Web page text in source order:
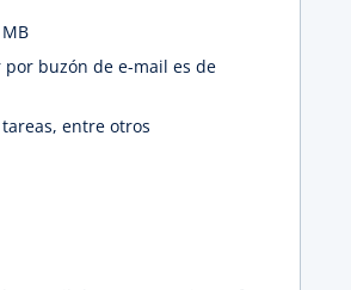
buzón de e-mail es de
entre otros